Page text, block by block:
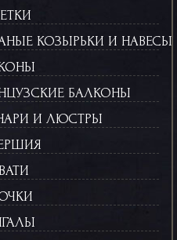
КОЗЫРЬКИ И НАВЕСЫ
БАЛКОНЫ
И ЛЮСТРЫ